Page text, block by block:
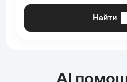
Найти